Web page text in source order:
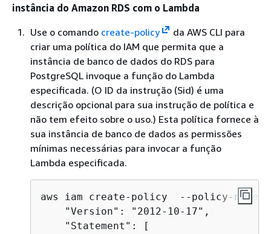
instância do Amazon RDS com o Lambda
Use o comando create-policy
da AWS CLI para
criar uma política do IAM que permita que a
instância de banco de dados do RDS para
PostgreSQL invoque a função do Lambda
especificada. (O ID da instrução (Sid) é uma
descrição opcional para sua instrução de política e
não tem efeito sobre o uso.) Esta política fornece à
sua instância de banco de dados as permissões
mínimas necessárias para invocar a função
Lambda especificada.
aws iam create-policy  --policy-name
    "Version": "2012-10-17",
    "Statement": [